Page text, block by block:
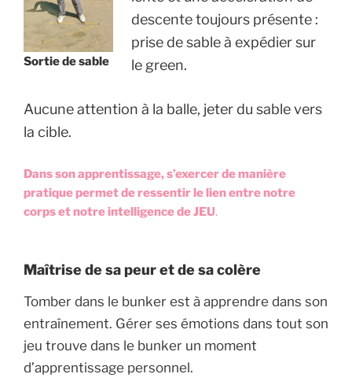
Sortie de sable
descente toujours présente :
prise de sable à expédier sur
le green.
Aucune attention à la balle, jeter du sable vers
la cible.
Dans son apprentissage, s’exercer de manière
pratique permet de ressentir le lien entre notre
corps et notre intelligence de JEU.
Maîtrise de sa peur et de sa colère
Tomber dans le bunker est à apprendre dans son
entraînement. Gérer ses émotions dans tout son
jeu trouve dans le bunker un moment
d’apprentissage personnel.